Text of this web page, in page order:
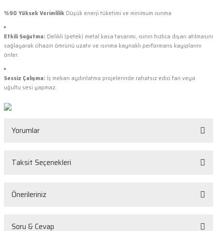
%90 Yüksek Verimlilik Düşük enerji tüketimi ve minimum ısınma
Etkili Soğutma: Delikli (petek) metal kasa tasarımı, ısının hızlıca dışarı atılmasını
sağlayarak cihazın ömrünü uzatır ve ısınma kaynaklı performans kayıplarını
önler.
Sessiz Çalışma: İç mekan aydınlatma projelerinde rahatsız edici fan veya
uğultu sesi yapmaz.
Yorumlar
Taksit Seçenekleri
Önerileriniz
yetersiz gördüğünüz noktaları öneri formunu kullanarak tarafımıza
Soru & Cevap